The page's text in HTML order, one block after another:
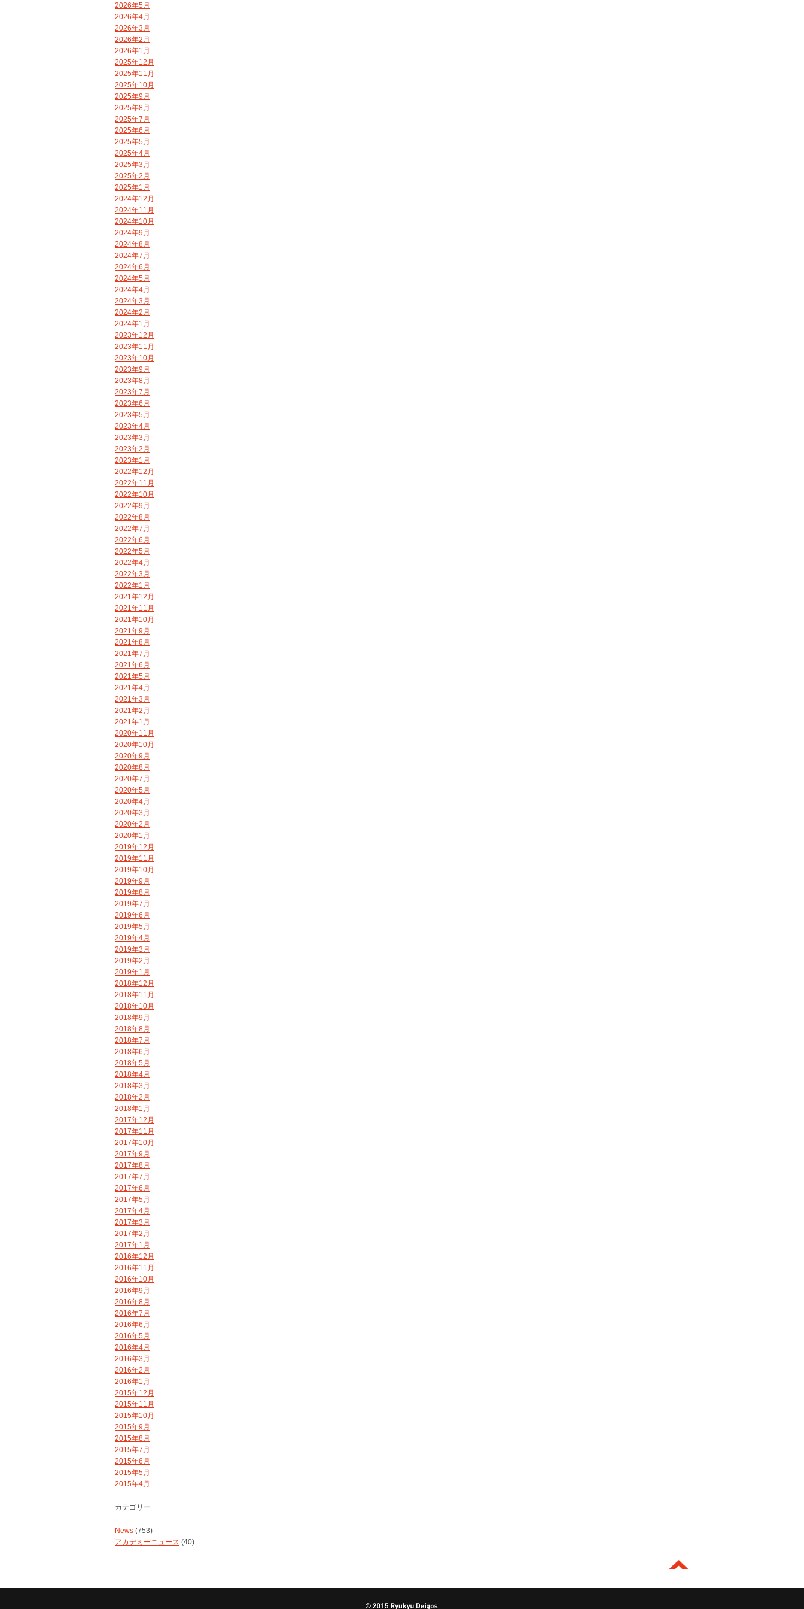
2026年5月
2026年4月
2026年3月
2026年2月
2026年1月
2025年12月
2025年11月
2025年10月
2025年9月
2025年8月
2025年7月
2025年6月
2025年5月
2025年4月
2025年3月
2025年2月
2025年1月
2024年12月
2024年11月
2024年10月
2024年9月
2024年8月
2024年7月
2024年6月
2024年5月
2024年4月
2024年3月
2024年2月
2024年1月
2023年12月
2023年11月
2023年10月
2023年9月
2023年8月
2023年7月
2023年6月
2023年5月
2023年4月
2023年3月
2023年2月
2023年1月
2022年12月
2022年11月
2022年10月
2022年9月
2022年8月
2022年7月
2022年6月
2022年5月
2022年4月
2022年3月
2022年1月
2021年12月
2021年11月
2021年10月
2021年9月
2021年8月
2021年7月
2021年6月
2021年5月
2021年4月
2021年3月
2021年2月
2021年1月
2020年11月
2020年10月
2020年9月
2020年8月
2020年7月
2020年5月
2020年4月
2020年3月
2020年2月
2020年1月
2019年12月
2019年11月
2019年10月
2019年9月
2019年8月
2019年7月
2019年6月
2019年5月
2019年4月
2019年3月
2019年2月
2019年1月
2018年12月
2018年11月
2018年10月
2018年9月
2018年8月
2018年7月
2018年6月
2018年5月
2018年4月
2018年3月
2018年2月
2018年1月
2017年12月
2017年11月
2017年10月
2017年9月
2017年8月
2017年7月
2017年6月
2017年5月
2017年4月
2017年3月
2017年2月
2017年1月
2016年12月
2016年11月
2016年10月
2016年9月
2016年8月
2016年7月
2016年6月
2016年5月
2016年4月
2016年3月
2016年2月
2016年1月
2015年12月
2015年11月
2015年10月
2015年9月
2015年8月
2015年7月
2015年6月
2015年5月
2015年4月
カテゴリー
News (753)
アカデミーニュース (40)